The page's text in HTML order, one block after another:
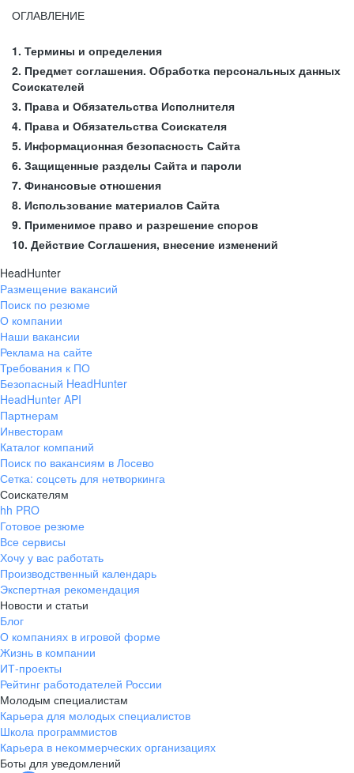
ОГЛАВЛЕНИЕ
1. Термины и определения
2. Предмет соглашения. Обработка персональных данных
Соискателей
3. Права и Обязательства Исполнителя
4. Права и Обязательства Соискателя
5. Информационная безопасность Сайта
6. Защищенные разделы Сайта и пароли
7. Финансовые отношения
8. Использование материалов Сайта
9. Применимое право и разрешение споров
10. Действие Соглашения, внесение изменений
HeadHunter
Размещение вакансий
Поиск по резюме
О компании
Наши вакансии
Реклама на сайте
Требования к ПО
Безопасный HeadHunter
HeadHunter API
Партнерам
Инвесторам
Каталог компаний
Поиск по вакансиям в Лосево
Сетка: соцсеть для нетворкинга
Соискателям
hh PRO
Готовое резюме
Все сервисы
Хочу у вас работать
Производственный календарь
Экспертная рекомендация
Новости и статьи
Блог
О компаниях в игровой форме
Жизнь в компании
ИТ-проекты
Рейтинг работодателей России
Молодым специалистам
Карьера для молодых специалистов
Школа программистов
Карьера в некоммерческих организациях
Боты для уведомлений